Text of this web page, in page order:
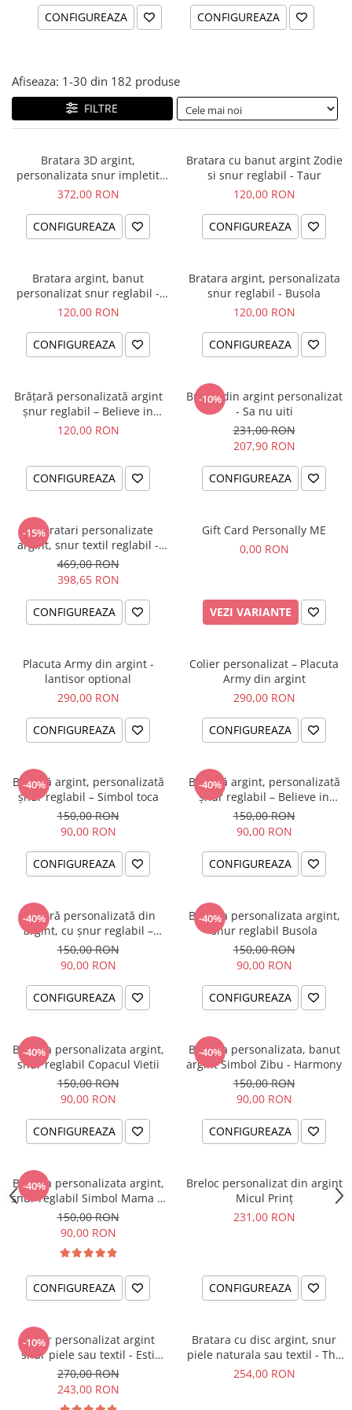
CONFIGUREAZA CONFIGUREAZA
Afiseaza: 1-30 din 182 produse
FILTRE
Bratara 3D argint,
personalizata snur impletit
piele naturala - Sa nu uiti...
372,00 RON
CONFIGUREAZA
Bratara cu banut argint Zodie
si snur reglabil - Taur
120,00 RON
CONFIGUREAZA
Bratara argint, banut
personalizat snur reglabil -
Simbol Unconditional Love
120,00 RON
CONFIGUREAZA
Bratara argint, personalizata
snur reglabil - Busola
120,00 RON
CONFIGUREAZA
Brățară personalizată argint
șnur reglabil – Believe in
Yourself
120,00 RON
CONFIGUREAZA
-10%
Breloc din argint personalizat
- Sa nu uiti
231,00 RON
207,90 RON
CONFIGUREAZA
-15%
Set bratari personalizate
argint, snur textil reglabil -
Family
469,00 RON
398,65 RON
CONFIGUREAZA
Gift Card Personally ME
0,00 RON
VEZI VARIANTE
Placuta Army din argint -
lantisor optional
290,00 RON
CONFIGUREAZA
Colier personalizat – Placuta
Army din argint
290,00 RON
CONFIGUREAZA
-40%
Brățară argint, personalizată
șnur reglabil – Simbol toca
150,00 RON
90,00 RON
CONFIGUREAZA
-40%
Brățară argint, personalizată
șnur reglabil – Believe in
Yourself
150,00 RON
90,00 RON
CONFIGUREAZA
-40%
Brățară personalizată din
argint, cu șnur reglabil –
simbol Soare
150,00 RON
90,00 RON
CONFIGUREAZA
-40%
Bratara personalizata argint,
snur reglabil Busola
150,00 RON
90,00 RON
CONFIGUREAZA
-40%
Bratara personalizata argint,
snur reglabil Copacul Vietii
150,00 RON
90,00 RON
CONFIGUREAZA
-40%
Bratara personalizata, banut
argint Simbol Zibu - Harmony
150,00 RON
90,00 RON
CONFIGUREAZA
-40%
Bratara personalizata argint,
snur reglabil Simbol Mama &
Bebe
150,00 RON
90,00 RON
CONFIGUREAZA
Breloc personalizat din argint
Micul Prinț
231,00 RON
CONFIGUREAZA
-10%
Colier personalizat argint
snur piele sau textil - Esti
parte din noi...
270,00 RON
243,00 RON
Bratara cu disc argint, snur
piele naturala sau textil - The
Circle of Love
254,00 RON